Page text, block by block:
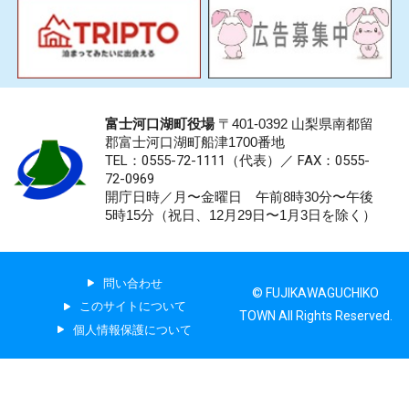
富士河口湖町役場〒401-0392 山梨県南都留
郡富士河口湖町船津1700番地
TEL：0555-72-1111 （代表）／ FAX：0555-
72-0969
開庁日時／月〜金曜日 午前8時30分〜午後
5時15分（祝日、12月29日〜1月3日を除く）
問い合わせ
このサイトについて
個人情報保護について
© FUJIKAWAGUCHIKO
TOWN All Rights Reserved.